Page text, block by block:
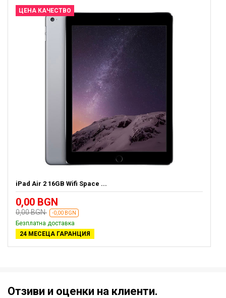
ЦЕНА КАЧЕСТВО
iPad Air 2 16GB Wifi Space ...
0,00 BGN
0,00 BGN -0,00 BGN
Безплатна доставка
24 МЕСЕЦА ГАРАНЦИЯ
Отзиви и оценки на клиенти.